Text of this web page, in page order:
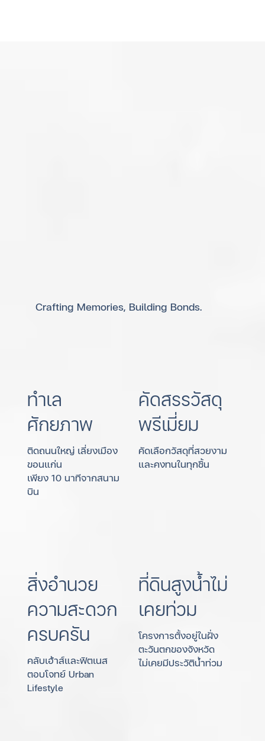
Crafting Memories, Building Bonds.
ทำเล
ศักยภาพ
ติดถนนใหญ่ เลี่ยงเมือง
ขอนแก่น
เพียง 10 นาทีจากสนาม
บิน
คัดสรรวัสดุ
พรีเมี่ยม
คัดเลือกวัสดุที่สวยงาม
และคงทนในทุกชิ้น
สิ่งอำนวย
ความสะดวก
ครบครัน
คลับเฮ้าส์และฟิตเนส
ตอบโจทย์ Urban
Lifestyle
ที่ดินสูงน้ำไม่
เคยท่วม
โครงการตั้งอยู่ในฝั่ง
ตะวันตกของจังหวัด
ไม่เคยมีประวัติน้ำท่วม